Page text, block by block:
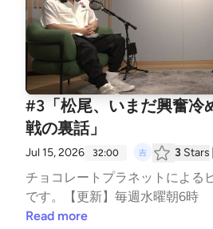
#3「松尾、いまだ興奮冷
戦の裏話」
Jul 15, 2026 32:00 3 Stars
チョコレートプラネットによる
です。【更新】毎週水曜朝6時
Read more